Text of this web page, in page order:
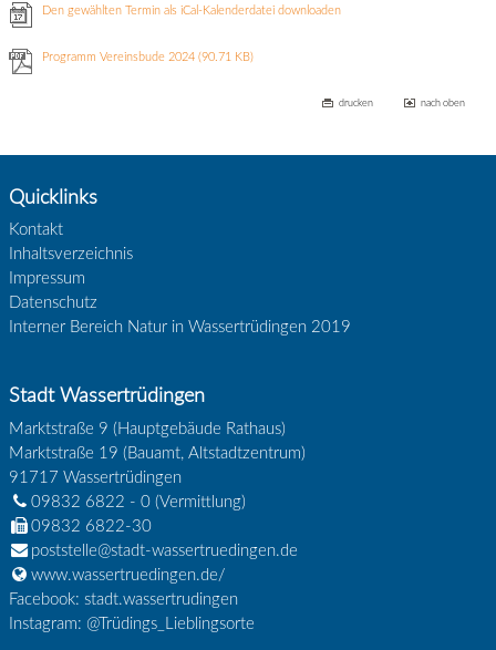
Den gewählten Termin als iCal-Kalenderdatei downloaden
Programm Vereinsbude 2024(90.71 KB)
drucken nach oben
Quicklinks
Kontakt
Inhaltsverzeichnis
Impressum
Datenschutz
Interner Bereich Natur in Wassertrüdingen 2019
Stadt Wassertrüdingen
Marktstraße 9 (Hauptgebäude Rathaus)
Marktstraße 19 (Bauamt, Altstadtzentrum)
91717 Wassertrüdingen
09832 6822 - 0(Vermittlung)
09832 6822-30
poststelle@stadt-wassertruedingen.de
www.wassertruedingen.de/
Facebook: stadt.wassertrudingen
Instagram: @Trüdings_Lieblingsorte